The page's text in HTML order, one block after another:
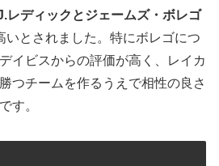
レディックとジェームズ・ボレゴ
いとされました。特にボレゴにつ
イビスからの評価が高く、レイカ
つチームを作るうえで相性の良さ
す。